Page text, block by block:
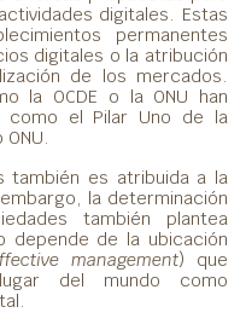
digitales. Estas
permanentes
digitales o la atribución
de los mercados.
la OCDE o la ONU han
como el Pilar Uno de la
también es atribuida a la
la determinación
también plantea
depende de la ubicación
management) que
del mundo como